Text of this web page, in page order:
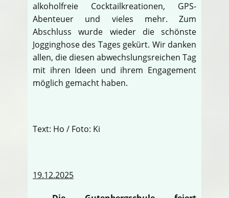
alkoholfreie Cocktailkreationen, GPS-
Abenteuer und vieles mehr. Zum
Abschluss wurde wieder die schönste
Jogginghose des Tages gekürt. Wir danken
allen, die diesen abwechslungsreichen Tag
mit ihren Ideen und ihrem Engagement
möglich gemacht haben.
Text: Ho / Foto: Ki
19.12.2025